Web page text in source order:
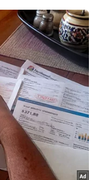
bằng 0